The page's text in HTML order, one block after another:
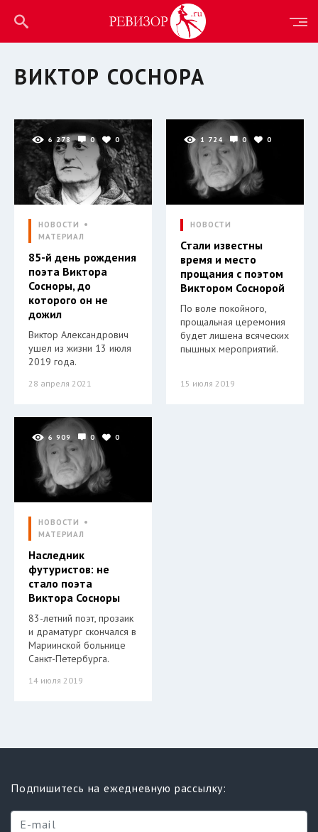
ВИКТОР СОСНОРА
6 278 0 0
НОВОСТИ
МАТЕРИАЛ
85-й день рождения
поэта Виктора
Сосноры, до
которого он не
дожил
Виктор Александрович
ушел из жизни 13 июля
2019 года.
28 апреля 2021
1 724 0 0
НОВОСТИ
Стали известны
время и место
прощания с поэтом
Виктором Соснорой
По воле покойного,
прощальная церемония
будет лишена всяческих
пышных мероприятий.
15 июля 2019
6 909 0 0
НОВОСТИ
МАТЕРИАЛ
Наследник
футуристов: не
стало поэта
Виктора Сосноры
83-летний поэт, прозаик
и драматург скончался в
Мариинской больнице
Санкт-Петербурга.
14 июля 2019
Подпишитесь на ежедневную рассылку: